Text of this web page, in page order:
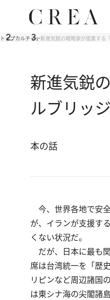
トップカルチャー新進気鋭の戦略家が提案する
新進気鋭
ルブリッ
本の話
今、世界各地で安
が、イランが支援す
くない状況だ。
だが、日本に最も
席は台湾統一を「歴
リピンなど周辺諸国
は東シナ海の尖閣諸